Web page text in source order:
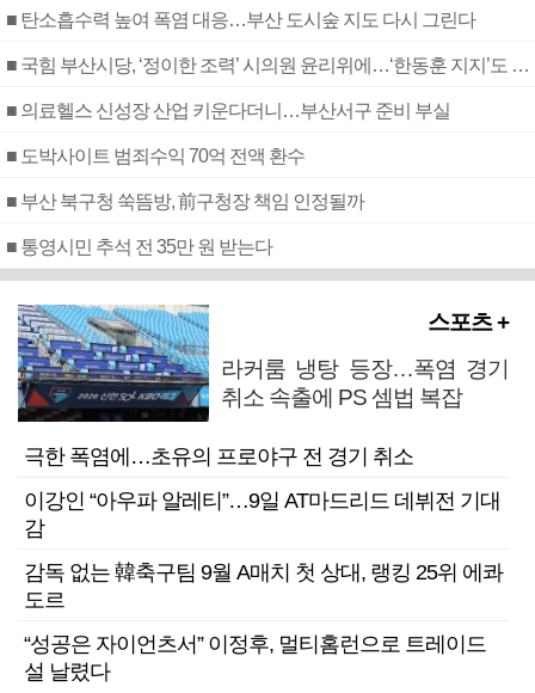
■ 탄소흡수력 높여 폭염 대응…부산 도시숲 지도 다시 그린다
■ 국힘 부산시당, ‘정이한 조력’ 시의원 윤리위에…‘한동훈 지지’도 신고접수
■ 의료헬스 신성장 산업 키운다더니…부산서구 준비 부실
■ 도박사이트 범죄수익 70억 전액 환수
■ 부산 북구청 쑥뜸방, 前구청장 책임 인정될까
■ 통영시민 추석 전 35만 원 받는다
스포츠 +
라커룸 냉탕 등장…폭염 경기
취소 속출에 PS 셈법 복잡
극한 폭염에…초유의 프로야구 전 경기 취소
이강인 “아우파 알레티”…9일 AT마드리드 데뷔전 기대
감
감독 없는 韓축구팀 9월 A매치 첫 상대, 랭킹 25위 에콰
도르
“성공은 자이언츠서” 이정후, 멀티홈런으로 트레이드
설 날렸다